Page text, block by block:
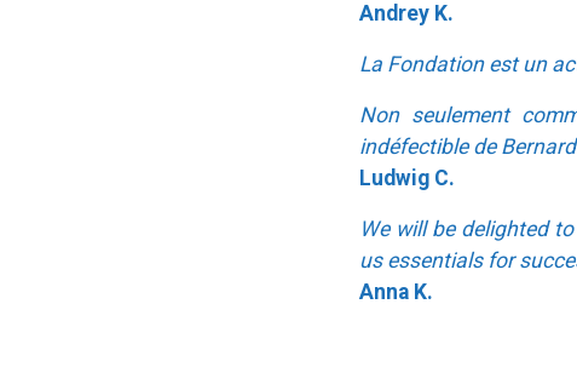
Andrey K.
La Fondation est un
Non seulement
indéfectible de
Ludwig C.
We will be delighted
us essentials for
Anna K.